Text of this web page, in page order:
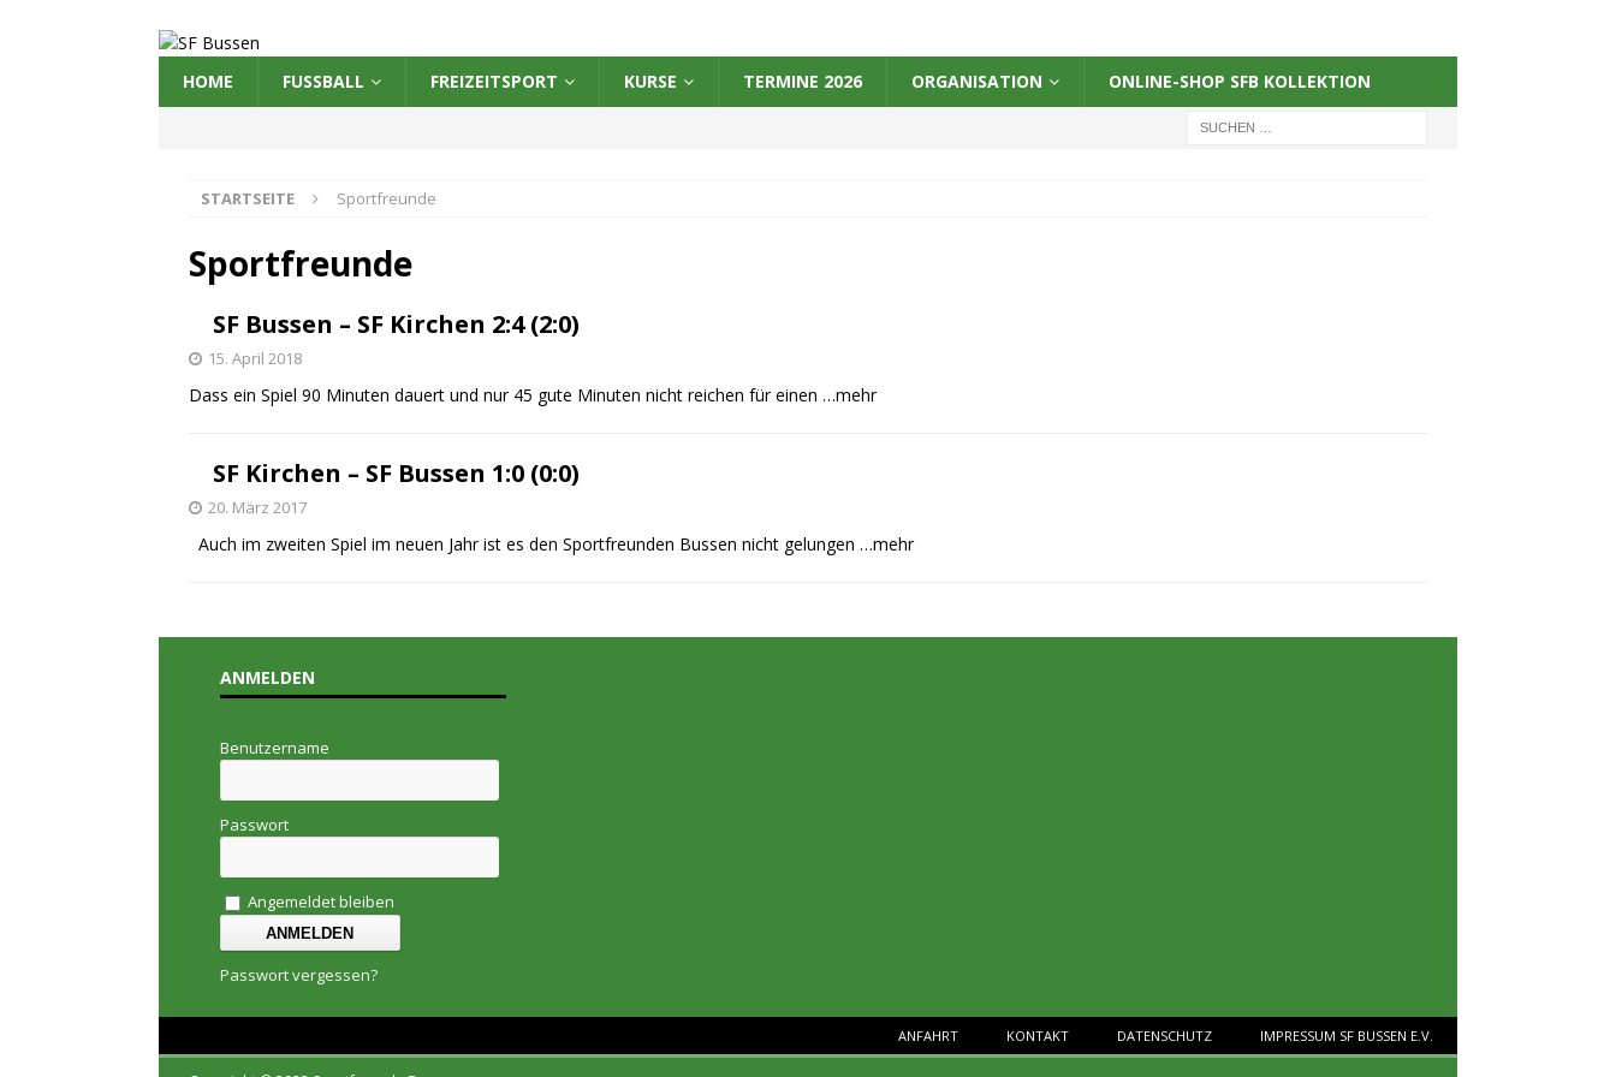
HOME FUSSBALL FREIZEITSPORT KURSE TERMINE 2026 ORGANISATION ONLINE-SHOP SFB KOLLEKTION
STARTSEITE Sportfreunde
Sportfreunde
SF Bussen – SF Kirchen 2:4 (2:0)
15. April 2018
Dass ein Spiel 90 Minuten dauert und nur 45 gute Minuten nicht reichen für einen …mehr
SF Kirchen – SF Bussen 1:0 (0:0)
20. März 2017
Auch im zweiten Spiel im neuen Jahr ist es den Sportfreunden Bussen nicht gelungen …mehr
ANMELDEN
Benutzername
Passwort
Angemeldet bleiben
Passwort vergessen?
ANFAHRT KONTAKT DATENSCHUTZ IMPRESSUM SF BUSSEN E.V.